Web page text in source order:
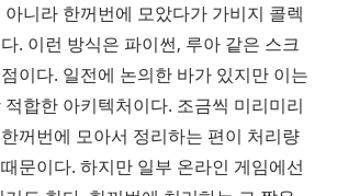
니라 한꺼번에 모았다가 가비지 콜렉
. 이런 방식은 파이썬, 루아 같은 스크
이다. 일전에 논의한 바가 있지만 이는
합한 아키텍처이다. 조금씩 미리미리
꺼번에 모아서 정리하는 편이 처리량
문이다. 하지만 일부 온라인 게임에선